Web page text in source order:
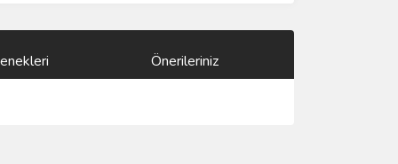
Önerileriniz